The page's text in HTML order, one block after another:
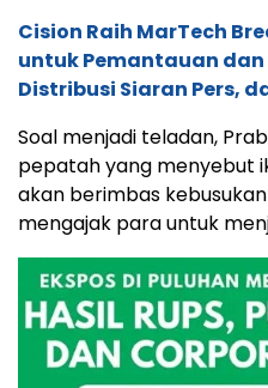
Cision Raih MarTech
untuk Pemantauan dan
Distribusi Siaran Pers,
Soal menjadi teladan,
pepatah yang menyebut
akan berimbas
mengajak para untuk